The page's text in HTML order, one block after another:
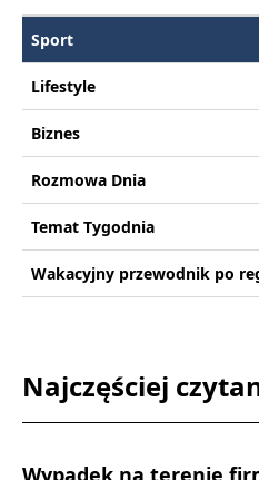
Sport
Lifestyle
Biznes
Rozmowa Dnia
Temat Tygodnia
Wakacyjny przewodnik po
Najczęściej
Wypadek na terenie